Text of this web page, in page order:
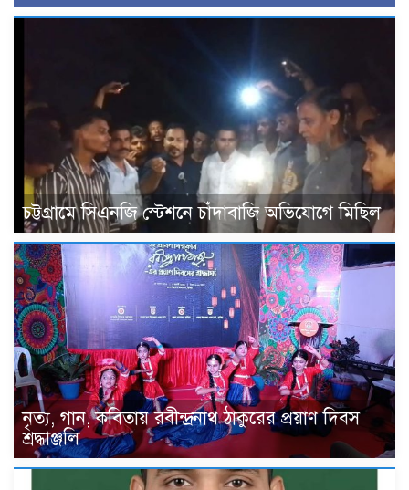
চট্টগ্রামে সিএনজি স্টেশনে চাঁদাবাজি অভিযোগে মিছিল
নৃত্য, গান, কবিতায় রবীন্দ্রনাথ ঠাকুরের প্রয়াণ দিবস
শ্রদ্ধাঞ্জলি